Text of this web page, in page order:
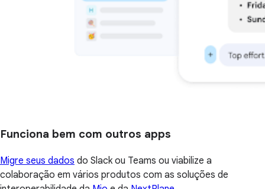
Funciona bem com outros apps
Migre seus dados do Slack ou Teams ou viabilize a
colaboração em vários produtos com as soluções de